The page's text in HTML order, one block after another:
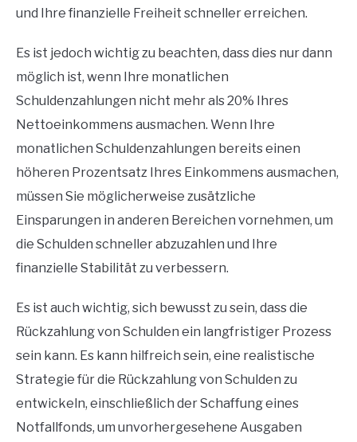
und Ihre finanzielle Freiheit schneller erreichen.
Es ist jedoch wichtig zu beachten, dass dies nur dann
möglich ist, wenn Ihre monatlichen
Schuldenzahlungen nicht mehr als 20% Ihres
Nettoeinkommens ausmachen. Wenn Ihre
monatlichen Schuldenzahlungen bereits einen
höheren Prozentsatz Ihres Einkommens ausmachen,
müssen Sie möglicherweise zusätzliche
Einsparungen in anderen Bereichen vornehmen, um
die Schulden schneller abzuzahlen und Ihre
finanzielle Stabilität zu verbessern.
Es ist auch wichtig, sich bewusst zu sein, dass die
Rückzahlung von Schulden ein langfristiger Prozess
sein kann. Es kann hilfreich sein, eine realistische
Strategie für die Rückzahlung von Schulden zu
entwickeln, einschließlich der Schaffung eines
Notfallfonds, um unvorhergesehene Ausgaben